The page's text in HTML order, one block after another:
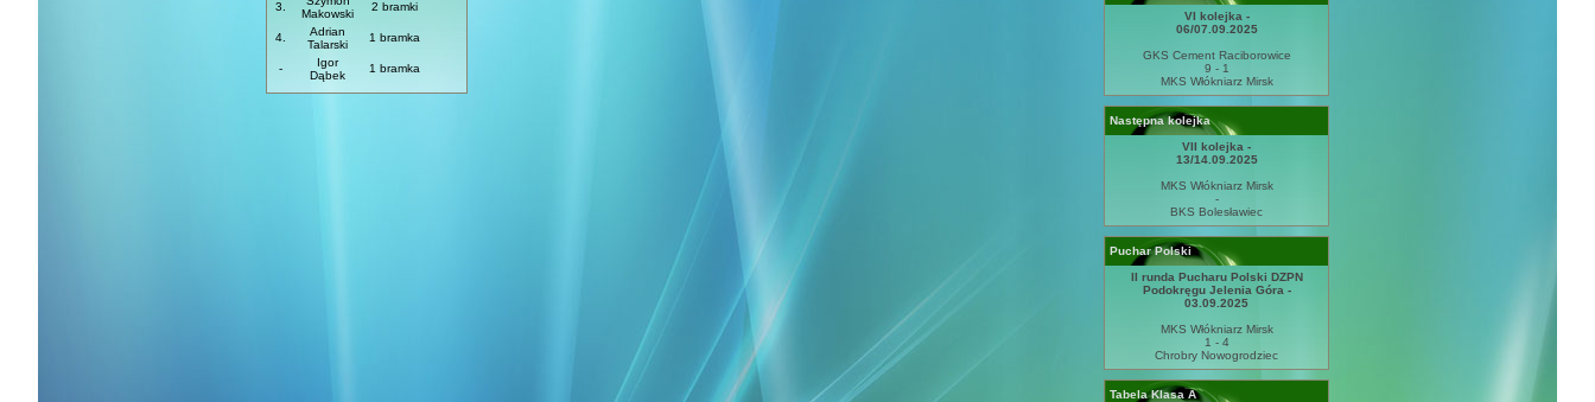
3.
Makowski
2 bramki
4.
Adrian
Talarski
1 bramka
-
Igor
Dąbek
1 bramka
VI kolejka -
06/07.09.2025
GKS Cement Raciborowice
9 - 1
MKS Włókniarz Mirsk
Następna kolejka
VII kolejka -
13/14.09.2025
MKS Włókniarz Mirsk
-
BKS Bolesławiec
Puchar Polski
II runda Pucharu Polski DZPN
Podokręgu Jelenia Góra -
03.09.2025
MKS Włókniarz Mirsk
1 - 4
Chrobry Nowogrodziec
Tabela Klasa A